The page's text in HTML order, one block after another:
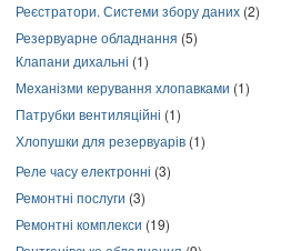
Реєстратори. Системи збору даних (2)
Резервуарне обладнання (5)
Клапани дихальні (1)
Механізми керування хлопавками (1)
Патрубки вентиляційні (1)
Хлопушки для резервуарів (1)
Реле часу електронні (3)
Ремонтні послуги (3)
Ремонтні комплекси (19)